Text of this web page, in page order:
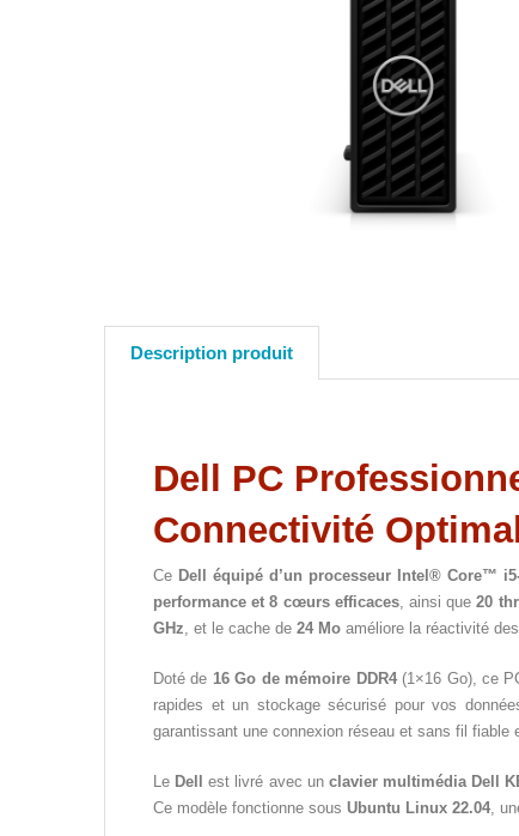
Description produit
Dell PC
Connectivité
Ce Dell équipé d’un processeur Intel® Core™
performance et 8 cœurs efficaces, ainsi que20
GHz , et le cache de 24 Mo améliore la réactivité
Doté de 16 Go de mémoire DDR4(1×16 Go), ce
rapides et un stockage sécurisé pour vos
garantissant une connexion réseau et sans fil fiable
Le Dell est livré avec un clavier multimédia Dell
Ce modèle fonctionne sous Ubuntu Linux 22.04 ,